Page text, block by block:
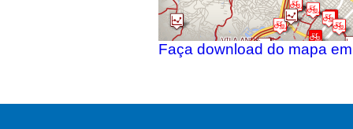
Faça download do mapa